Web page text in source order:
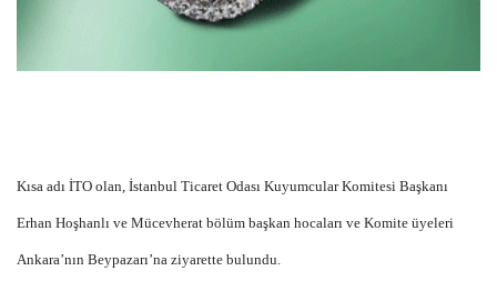
Kısa adı İTO olan, İstanbul Ticaret Odası Kuyumcular Komitesi Başkanı
Erhan Hoşhanlı ve Mücevherat bölüm başkan hocaları ve Komite üyeleri
Ankara’nın Beypazarı’na ziyarette bulundu.